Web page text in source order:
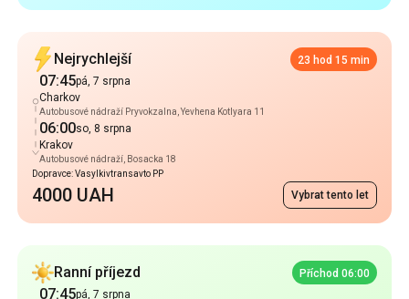
Nejrychlejší 23 hod 15 min
07:45pá, 7 srpna
Charkov
Autobusové nádraží Pryvokzalna, Yevhena Kotlyara 11
06:00so, 8 srpna
Krakov
Autobusové nádraží, Bosacka 18
Dopravce: Vasylkivtransavto PP
4000 UAH Vybrat tento let
Ranní příjezd Příchod 06:00
07:45pá, 7 srpna